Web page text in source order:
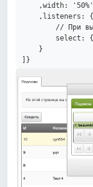
    ,width: '50%'
    ,listeners: {
// При
select:
    }